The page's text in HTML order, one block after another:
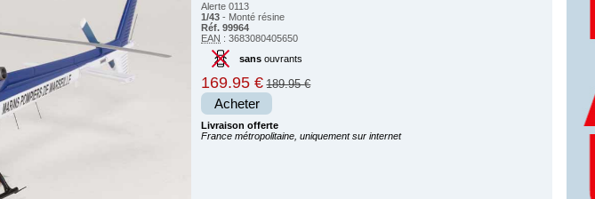
Alerte 0113
1/43 - Monté résine
Réf. 99964
EAN : 3683080405650
sansouvrants
169.95 € 189.95 €
Acheter
Livraison offerte
France métropolitaine, uniquement sur internet